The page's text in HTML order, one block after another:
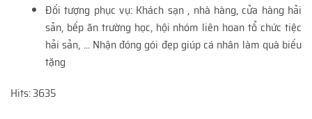
Đối tượng phục vụ: Khách sạn , nhà hàng, cửa hàng hải
sản, bếp ăn trường học, hội nhóm liên hoan tổ chức tiệc
hải sản, ... Nhận đóng gói đẹp giúp cá nhân làm quà biếu
tặng
Hits: 3635